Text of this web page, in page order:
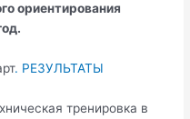
ориентирования
. РЕЗУЛЬТАТЫ
тренировка в